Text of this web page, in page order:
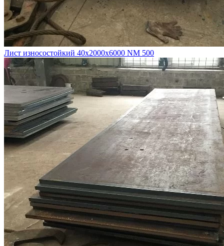
Лист износостойкий 40х2000х6000 NM 500